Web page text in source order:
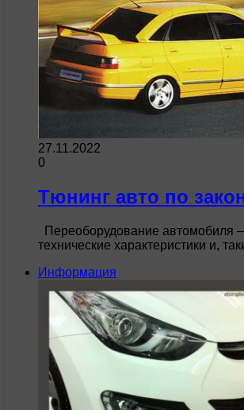
27.11.2022
0
Тюнинг авто по
Переоборудование автомобиля
технические характеристики и,
Информация